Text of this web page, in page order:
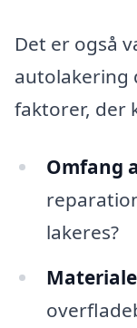
Det er også
autolakering
faktorer, der
Omfang
lakeres?